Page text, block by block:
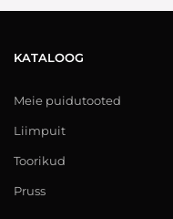
KATALOOG
Meie puidutooted
Liimpuit
Toorikud
Pruss